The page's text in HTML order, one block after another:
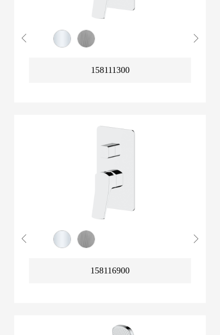
158111300
158116900